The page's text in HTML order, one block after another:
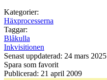
Kategorier:
Häxprocesserna
Taggar:
Blåkulla
Inkvisitionen
Senast uppdaterad: 24 mars 2025
Spara som favorit
Publicerad: 21 april 2009